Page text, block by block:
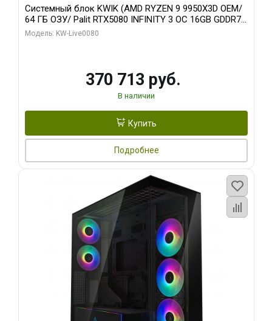
Системный блок KWIK (AMD RYZEN 9 9950X3D OEM/
64 ГБ ОЗУ/ Palit RTX5080 INFINITY 3 OC 16GB GDDR7
256bit 3xDP H/ 960 ГБ SSD)
Модель: KW-Live0080
370 713 руб.
В наличии
Купить
Подробнее